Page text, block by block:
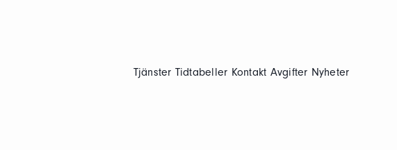
Tjänster Tidtabeller Kontakt Avgifter Nyheter